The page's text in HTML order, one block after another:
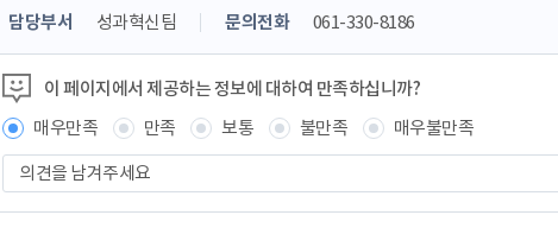
콘
츠
정
보
책
임
자
담당부서 성과혁신팀 문의전화 061-330-8186
이 페이지에서 제공하는 정보에 대하여 만족하십니까?
매우만족
만족 보통 불만족
매우불만족
견
을